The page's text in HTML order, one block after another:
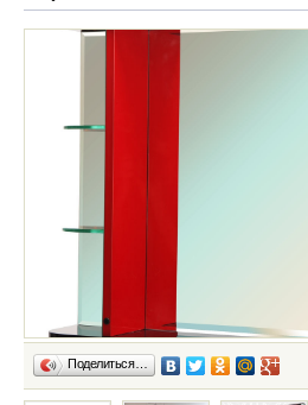
Поделиться…